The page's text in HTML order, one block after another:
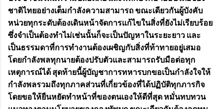
ชาติไทยอย่างเต็มกำลังความสามารถ ขณะเดียวกันผู้บังคับ
หน่วยทุกระดับต้องเดินหน้าจัดการแก้ไขในสิ่งที่ยังไม่เรียบร้อย
ซึ่งจำเป็นต้องทำไม่เช่นนั้นก็จะเป็นปัญหาในระยะยาว และ
เป็นธรรมดาที่การทำงานต้องเผชิญกับสิ่งที่ท้าทายอยู่เสมอ
โดยกำลังพลทุกนายต้องปรับตัวและสามารถรับมือต่อทุก
เหตุการณ์ได้ สุดท้ายนี้ผู้บัญชาการทหารบกขอเป็นกำลังใจให้
กำลังพลรวมถึงทุกภาคส่วนที่เกี่ยวข้องที่ได้ปฏิบัติทุกภารกิจ
โดยขอให้ยืนหยัดทำหน้าที่ของตนเองให้ดีที่สุด หมั่นทบทวน